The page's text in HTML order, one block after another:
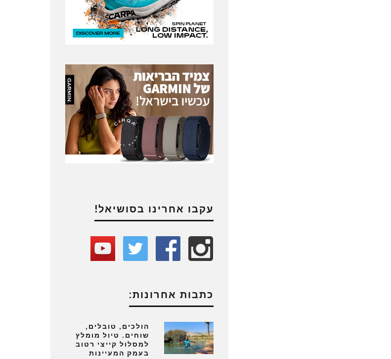
עקבו אחרינו בסושיאל!
כתבות אחרונות:
הולכים, טובלים,
שוחים. טיול מומלץ
למסלול קייצי רטוב
בעמק המעיינות